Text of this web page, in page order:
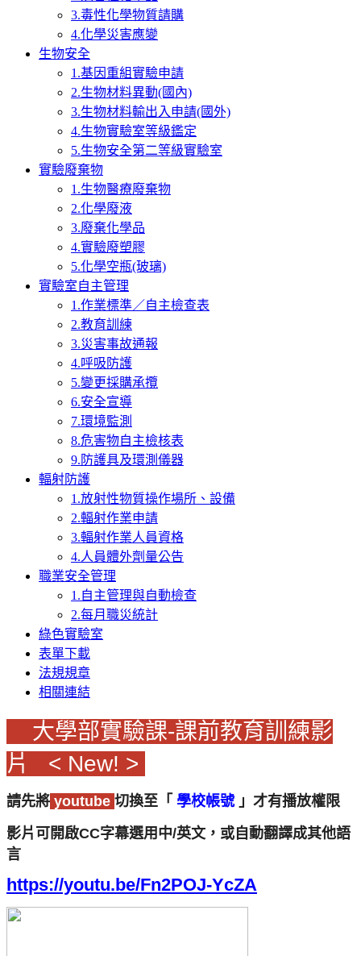
3.毒性化學物質請購
4.化學災害應變
生物安全
1.基因重組實驗申請
2.生物材料異動(國內)
3.生物材料輸出入申請(國外)
4.生物實驗室等級鑑定
5.生物安全第二等級實驗室
實驗廢棄物
1.生物醫療廢棄物
2.化學廢液
3.廢棄化學品
4.實驗廢塑膠
5.化學空瓶(玻璃)
實驗室自主管理
1.作業標準／自主檢查表
2.教育訓練
3.災害事故通報
4.呼吸防護
5.變更採購承攬
6.安全宣導
7.環境監測
8.危害物自主檢核表
9.防護具及環測儀器
輻射防護
1.放射性物質操作場所、設備
2.輻射作業申請
3.輻射作業人員資格
4.人員體外劑量公告
職業安全管理
1.自主管理與自動檢查
2.每月職災統計
綠色實驗室
表單下載
法規規章
相關連結
大學部實驗課-課前教育訓練影
片 < New! >
請先將 youtube 切換至「 學校帳號 」才有播放權限
影片可開啟CC字幕選用中/英文，或自動翻譯成其他語
言
https://youtu.be/Fn2POJ-YcZA